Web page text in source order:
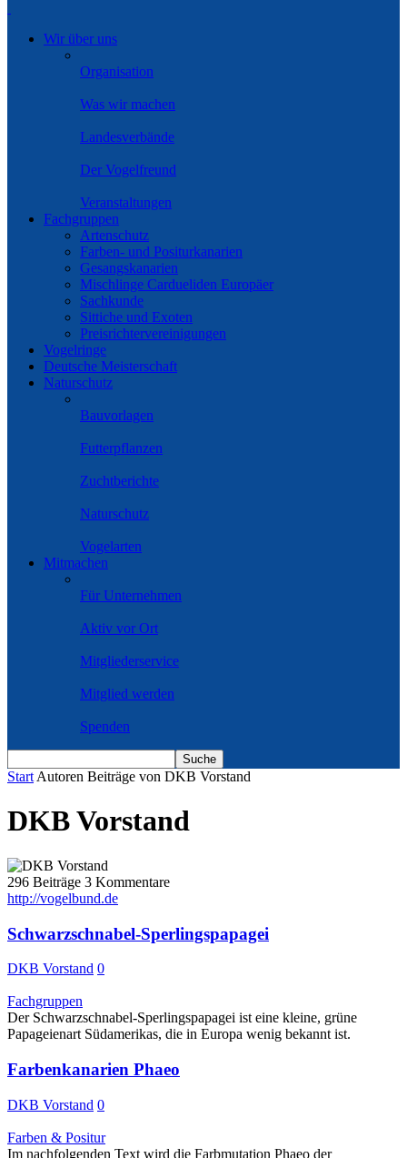
Wir über uns
Organisation
Was wir machen
Landesverbände
Der Vogelfreund
Veranstaltungen
Fachgruppen
Artenschutz
Farben- und Positurkanarien
Gesangskanarien
Mischlinge Cardueliden Europäer
Sachkunde
Sittiche und Exoten
Preisrichtervereinigungen
Vogelringe
Deutsche Meisterschaft
Naturschutz
Bauvorlagen
Futterpflanzen
Zuchtberichte
Naturschutz
Vogelarten
Mitmachen
Für Unternehmen
Aktiv vor Ort
Mitgliederservice
Mitglied werden
Spenden
Start Autoren Beiträge von DKB Vorstand
DKB Vorstand
296 Beiträge 3 Kommentare
http://vogelbund.de
Schwarzschnabel-Sperlingspapagei
DKB Vorstand 0
Fachgruppen
Der Schwarzschnabel-Sperlingspapagei ist eine kleine, grüne
Papageienart Südamerikas, die in Europa wenig bekannt ist.
Farbenkanarien Phaeo
DKB Vorstand 0
Farben & Positur
Im nachfolgenden Text wird die Farbmutation Phaeo der